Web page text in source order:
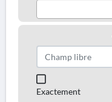
Exactement